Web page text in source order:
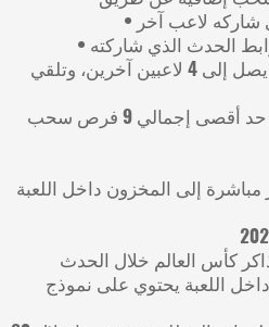
يمكن لكل لاعب مساعدة ما يصل إلى 4 لاعبين آخرين، وتلقي
إلى المخزون داخل اللعبة
اللعبة يحتوي على نموذج